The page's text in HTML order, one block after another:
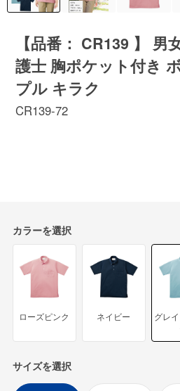
【品番： CR139 】
護士 胸ポケット付き
プル キラク
CR139-72
カラーを選択
ローズピンク ネイビー
グレ
サイズを選択